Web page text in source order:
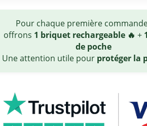
Pour chaque première
offrons 1 briquet rechargeable 🔥 +
de poche
Une attention utile pour protéger la